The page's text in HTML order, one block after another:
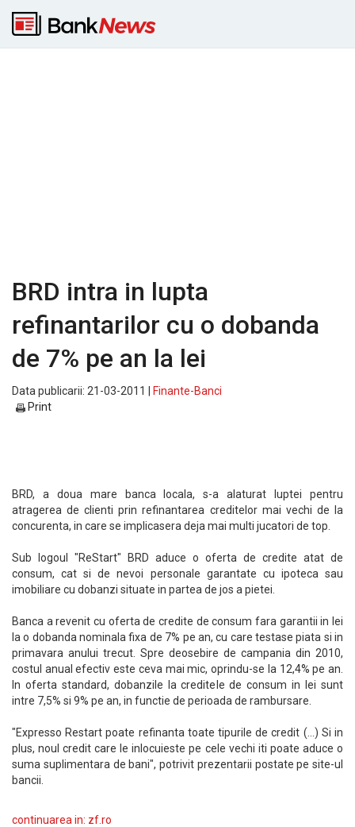
BRD intra in lupta
refinantarilor cu o dobanda
de 7% pe an la lei
Data publicarii: 21-03-2011 |
Finante-Banci
Print
BRD, a doua mare banca locala, s-a alaturat luptei pentru
atragerea de clienti prin refinantarea creditelor mai vechi de la
concurenta, in care se implicasera deja mai multi jucatori de top.
Sub logoul "ReStart" BRD aduce o oferta de credite atat de
consum, cat si de nevoi personale garantate cu ipoteca sau
imobiliare cu dobanzi situate in partea de jos a pietei.
Banca a revenit cu oferta de credite de consum fara garantii in lei
la o dobanda nominala fixa de 7% pe an, cu care testase piata si in
primavara anului trecut. Spre deosebire de campania din 2010,
costul anual efectiv este ceva mai mic, oprindu-se la 12,4% pe an.
In oferta standard, dobanzile la creditele de consum in lei sunt
intre 7,5% si 9% pe an, in functie de perioada de rambursare.
"Expresso Restart poate refinanta toate tipurile de credit (...) Si in
plus, noul credit care le inlocuieste pe cele vechi iti poate aduce o
suma suplimentara de bani", potrivit prezentarii postate pe site-ul
bancii.
continuarea in: zf.ro